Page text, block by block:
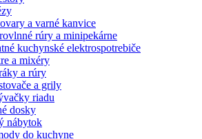
a varné kanvice
rúry a minipekárne
kuchynské elektrospotrebiče
a mixéry
a rúry
a grily
riadu
dosky
nábytok
do kuchyne